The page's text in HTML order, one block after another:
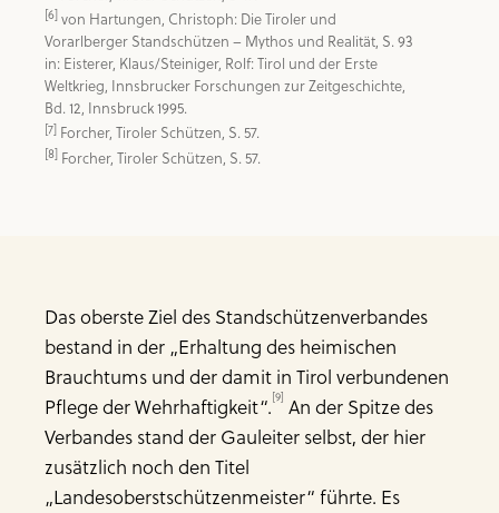
[6] von Hartungen, Christoph: Die Tiroler und
Vorarlberger Standschützen – Mythos und Realität, S. 93
in: Eisterer, Klaus/Steiniger, Rolf: Tirol und der Erste
Weltkrieg, Innsbrucker Forschungen zur Zeitgeschichte,
[7]
[8] Forcher, Tiroler Schützen, S. 57.
Das oberste Ziel des Standschützenverbandes
bestand in der „Erhaltung des heimischen
Brauchtums und der damit in Tirol verbundenen
Pflege der Wehrhaftigkeit“.[9] An der Spitze des
Verbandes stand der Gauleiter selbst, der hier
zusätzlich noch den Titel
„Landesoberstschützenmeister“ führte. Es